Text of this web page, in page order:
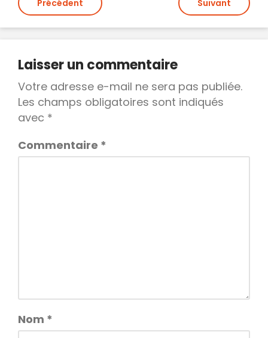
de
l’article
Précédent Suivant
Laisser un commentaire
Votre adresse e-mail ne sera pas publiée.
Les champs obligatoires sont indiqués
avec *
Commentaire *
Nom *